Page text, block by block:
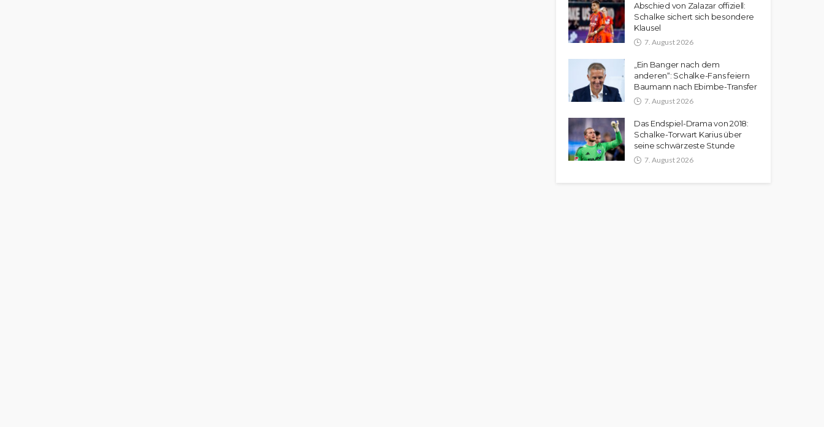
Abschied von Zalazar offiziell:
Schalke sichert sich besondere
Klausel
7. August 2026
„Ein Banger nach dem
anderen“: Schalke-Fans feiern
Baumann nach Ebimbe-Transfer
7. August 2026
Das Endspiel-Drama von 2018:
Schalke-Torwart Karius über
seine schwärzeste Stunde
7. August 2026